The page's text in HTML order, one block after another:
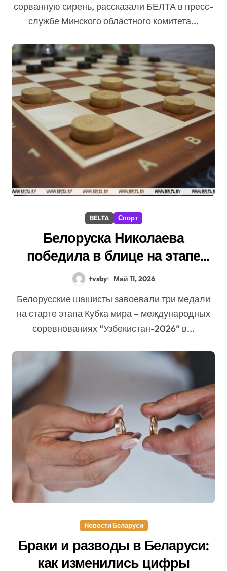
сорванную сирень, рассказали БЕЛТА в пресс-
службе Минского областного комитета...
BELTA Спорт
Белоруска Николаева
победила в блице на этапе
Кубка мира по шашкам в
tvsby Май 11, 2026
Белорусские шашисты завоевали три медали
на старте этапа Кубка мира – международных
соревнованиях “Узбекистан-2026” в...
Новости Беларуси
Браки и разводы в Беларуси:
как изменились цифры